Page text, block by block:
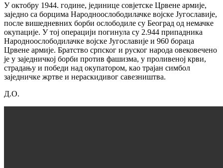
У октобру 1944. године, јединице совјетске Црвене армије,
заједно са борцима Народноослободилачке војске Југославије,
после вишедневних борби ослободиле су Београд од немачке
окупације. У тој операцији погинула су 2.944 припадника
Народноослободилачке војске Југославије и 960 бораца
Црвене армије. Братство српског и руског народа овековечено
је у заједничкој борби против фашизма, у проливеној крви,
страдању и победи над окупатором, као трајан симбол
заједничке жртве и нераскидивог савезништва.
Д.О.